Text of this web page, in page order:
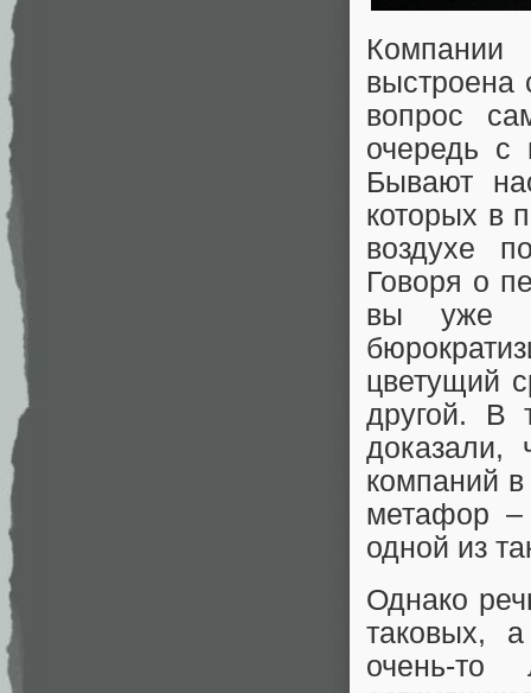
выстроена
вопрос
очередь с
Бывают
которых в
воздухе
Говоря о
вы уже
цветущий
другой. В
доказали,
компаний в
метафор –
одной из
Однако
таковых,
очень-то